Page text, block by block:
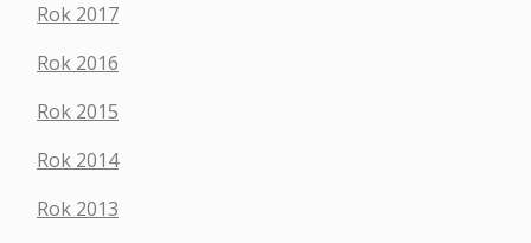
Rok 2017
Rok 2016
Rok 2015
Rok 2014
Rok 2013